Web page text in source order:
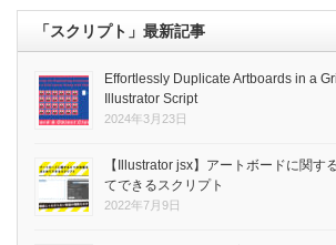
「スクリプト」最新記事
Effortlessly Duplicate Artboards in a
Illustrator Script
2024年3月23日
【Illustrator jsx】アートボードに関す
てできるスクリプト
2022年7月9日